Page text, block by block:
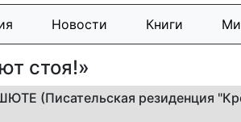
Новости Книги
стоя!»
(Писательская резиденция